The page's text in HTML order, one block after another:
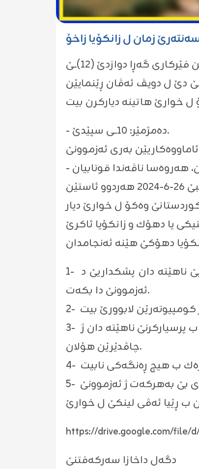
زمان ل زانکۆیا زاخۆ
گه‌ڕا دوازدێ (١٢)ــێ
دێ ل دویڤ ئه‌ڤان ڕێنمایێن
- دەمژمێر: ١٠ــی سپێدێ.
1- پێدڤییە پشكدار پاسپورتێ لگه‌ل خۆ بینیت، به‌روڤاژى ڤێ چه‌ندێ ب هیچ ڕه‌نگه‌كى رێك پێ ناهێته‌ دان پشكداریێ د
ئه‌زموونێ دا بكه‌ت.
3- هیچ ڕوونكرنەك ده‌رباره‌ی پرسیاران‌ ژ لایێ چاڤدێرێن هۆلێن ئه‌زموونانڤه‌ ناهێته‌دان، و ڕێك ب پرسیاركرنێ ناهێته‌ دان ژ
چاڤدێرێن هۆلان.
https://drive.google.com/file/d/
دگه‌ل داخازا سه‌ركه‌فتنێ